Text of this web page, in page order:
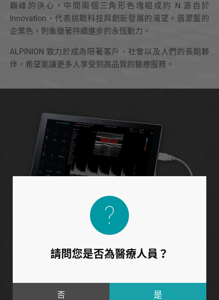
請問您是否為醫療人員？
否
巔峰的決心。中間兩個三角形色塊組成的 N 源自於
Innovation，代表挑戰科技與創新發展的渴望。翡翠藍的
企業色，則象徵著持續進步的永恆動力。
ALPINION 致力於成為陪著客戶、社會以及人們的長期夥
伴，希望能讓更多人享受到高品質的醫療服務。
CoreTechnology